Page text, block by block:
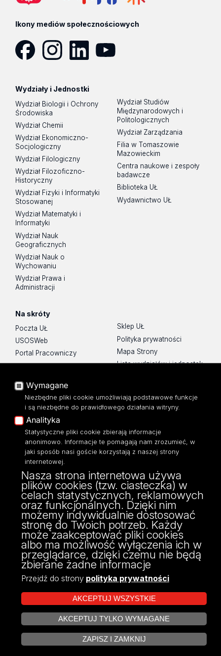
Ikony mediów społecznościowych
Wydziały i Jednostki
Wydział Biologii i Ochrony
Środowiska
Wydział Chemii
Wydział Ekonomiczno-
Socjologiczny
Wydział Filologiczny
Wydział Filozoficzno-
Historyczny
Wydział Fizyki i Informatyki
Stosowanej
Wydział Matematyki i
Informatyki
Wydział Nauk
Geograficznych
Wydział Nauk o
Wychowaniu
Wydział Prawa i
Administracji
Wydział Studiów
Międzynarodowych i
Politologicznych
Wydział Zarządzania
Filia w Tomaszowie
Mazowieckim
Centra naukowe i zespoły
badawcze
Biblioteka UŁ
Wydawnictwo UŁ
Na skróty
Poczta UŁ
USOSWeb
Portal Pracowniczy
Baza Aktów Własnych
Moodle
Eksperci UŁ
Polityka Prywatności
Dostępność
Sklep UŁ
Polityka prywatności
Mapa Strony
Lista wydziałów i jednostek
ul. Pomorska 171/173
90-236 Łódź
kontakt@filologia.uni.lodz.pl
tel: 42/665 51 06
fax: 42/665 52 54
Projekt Multiportalu UŁ współfinansowany z funduszy Unii Europejskiej w
ramach konkursu NCBR
Wymagane
Niezbędne pliki cookie umożliwiają podstawowe funkcje
i są niezbędne do prawidłowego działania witryny.
Analityka
Statystyczne pliki cookie zbierają informacje
anonimowo. Informacje te pomagają nam zrozumieć, w
jaki sposób nasi goście korzystają z naszej strony
internetowej.
Nasza strona internetowa używa
plików cookies (tzw. ciasteczka) w
celach statystycznych, reklamowych
oraz funkcjonalnych. Dzięki nim
możemy indywidualnie dostosować
stronę do Twoich potrzeb. Każdy
może zaakceptować pliki cookies
albo ma możliwość wyłączenia ich w
przeglądarce, dzięki czemu nie będą
zbierane żadne informacje
Przejdź do strony polityka prywatności
AKCEPTUJ WSZYSTKIE
AKCEPTUJ TYLKO WYMAGANE
ZAPISZ I ZAMKNIJ
ZARZĄDZAJ COOKIES